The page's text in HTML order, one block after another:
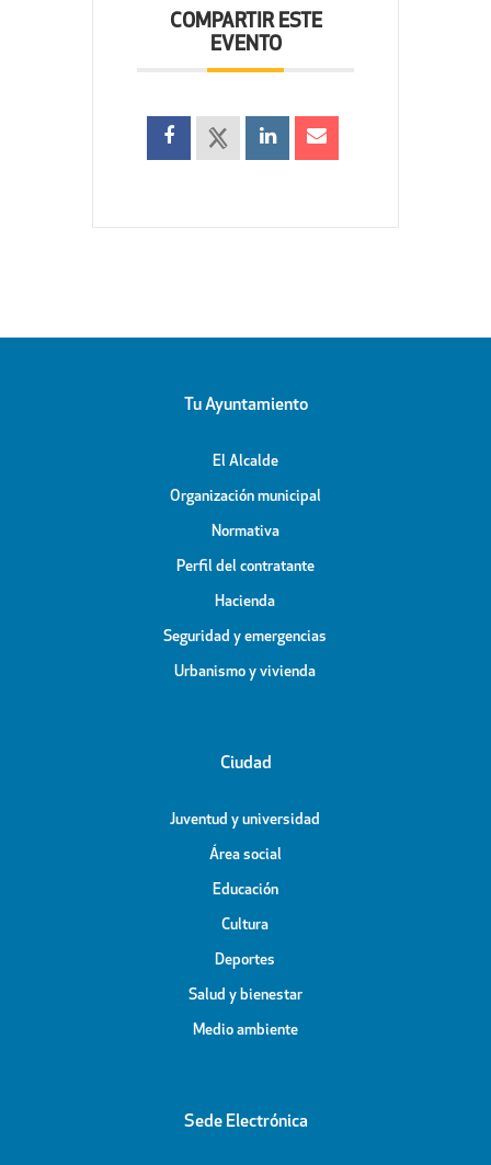
COMPARTIR ESTE
EVENTO
Tu Ayuntamiento
El Alcalde
Organización municipal
Normativa
Perfil del contratante
Hacienda
Seguridad y emergencias
Urbanismo y vivienda
Ciudad
Juventud y universidad
Área social
Educación
Cultura
Deportes
Salud y bienestar
Medio ambiente
Sede Electrónica